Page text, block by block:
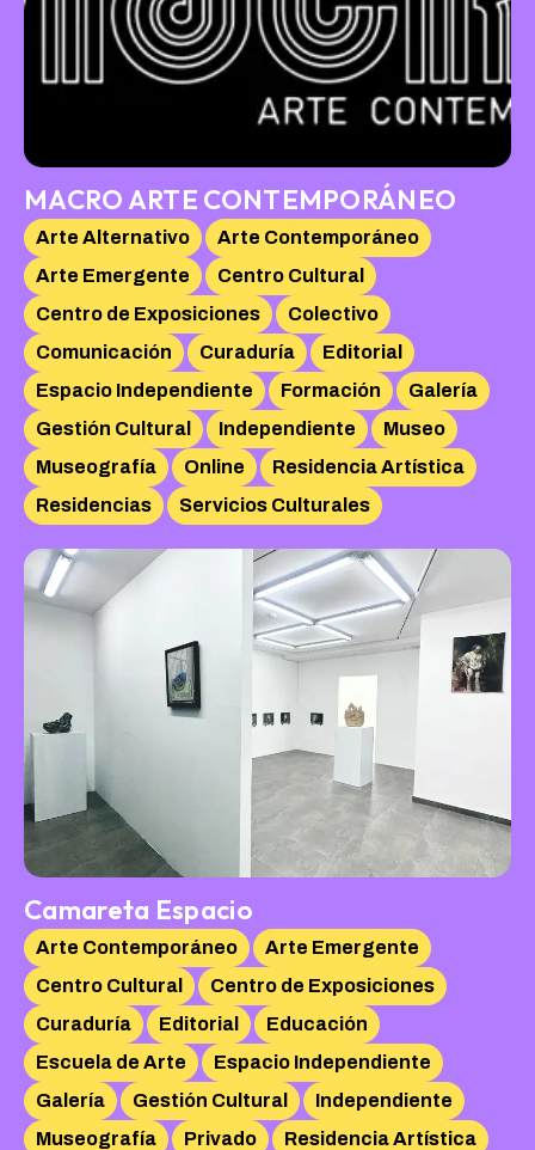
MACRO ARTE CONTEMPORÁNEO
Arte Alternativo
Arte Contemporáneo
Arte Emergente
Centro Cultural
Centro de Exposiciones
Colectivo
Comunicación
Curaduría
Editorial
Espacio Independiente
Formación
Galería
Gestión Cultural
Independiente
Museo
Museografía
Online
Residencia Artística
Residencias
Servicios Culturales
Camareta Espacio
Arte Contemporáneo
Arte Emergente
Centro Cultural
Centro de Exposiciones
Curaduría
Editorial
Educación
Escuela de Arte
Espacio Independiente
Galería
Gestión Cultural
Independiente
Museografía
Privado
Residencia Artística